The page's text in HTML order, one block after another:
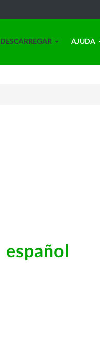
DESCARREGAR AJUDA
español